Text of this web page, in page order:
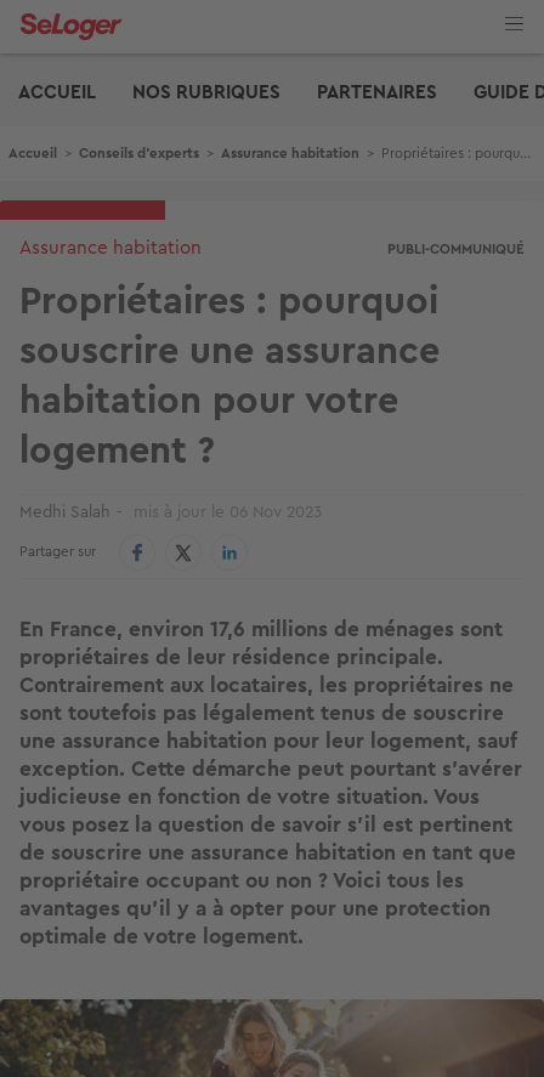
Aller
ACCUEIL
NOS RUBRIQUES PARTENAIRES GUIDE
Fil d'Ariane
Accueil > Conseils d'experts > Assurance habitation > Propriétaires : pourquoi souscrire une assurance habitation pour votre logement ?
PUBLI-COMMUNIQUÉ
Assurance habitation
Propriétaires : pourquoi
souscrire une assurance
habitation pour votre
logement ?
Medhi Salah mis à jour le 06 Nov 2023
Partager sur
En France, environ 17,6 millions de ménages sont
propriétaires de leur résidence principale.
Contrairement aux locataires, les propriétaires ne
sont toutefois pas légalement tenus de souscrire
une assurance habitation pour leur logement, sauf
exception. Cette démarche peut pourtant s’avérer
judicieuse en fonction de votre situation. Vous
vous posez la question de savoir s’il est pertinent
de souscrire une assurance habitation en tant que
propriétaire occupant ou non ? Voici tous les
avantages qu'il y a à opter pour une protection
optimale de votre logement.
Image